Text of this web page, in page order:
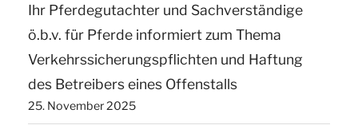
Ihr Pferdegutachter und Sachverständige
ö.b.v. für Pferde informiert zum Thema
Verkehrssicherungspflichten und Haftung
des Betreibers eines Offenstalls
25. November 2025